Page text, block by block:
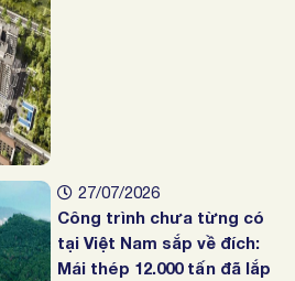
27/07/2026
Công trình chưa từng có
tại Việt Nam sắp về đích:
Mái thép 12.000 tấn đã lắp